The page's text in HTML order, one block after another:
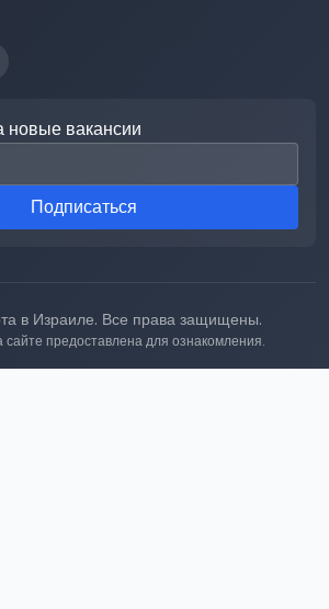
новые вакансии
Подписаться
в Израиле. Все права защищены.
предоставлена для ознакомления.